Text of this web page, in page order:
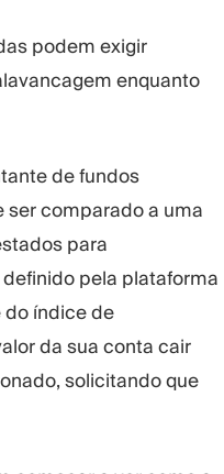
podem exigir
enquanto
de fundos
ser comparado a uma
para
pela plataforma
do índice de
da sua conta cair
solicitando que